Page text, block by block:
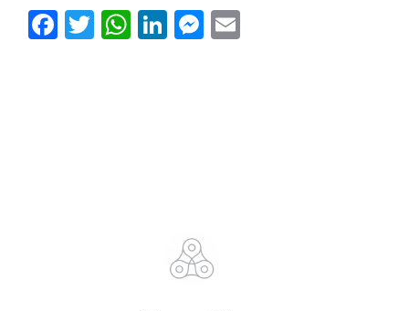
Facebook
Twitter
WhatsApp
LinkedIn
Messenger
Email